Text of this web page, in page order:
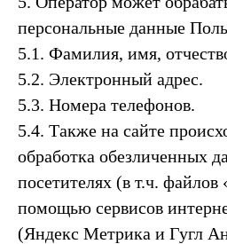
персональные данные
5.1. Фамилия, имя,
5.2. Электронный адрес.
5.3. Номера телефонов.
5.4. Также на сайте
обработка обезличенных
посетителях (в т.ч. файлов
помощью сервисов
(Яндекс Метрика и Гугл